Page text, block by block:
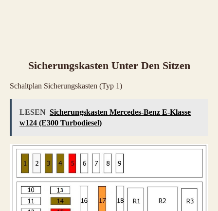
Sicherungskasten Unter Den Sitzen
Schaltplan Sicherungskasten (Typ 1)
LESEN Sicherungskasten Mercedes-Benz E-Klasse
w124 (E300 Turbodiesel)